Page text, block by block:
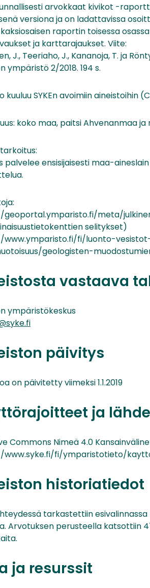
arvokkaat kivikot -
versiona ja on ladattavissa
kaksiosaisen raportin toisessa
ja karttarajaukset. Viite:
J., Teeriaho, J., Kananoja, T. ja
ympäristö 2/2018. 194 s.
kuuluu SYKEn avoimiin aineistoihin
koko maa, paitsi Ahvenanmaa
palvelee ensisijaisesti maa-
meta/
selitykset)
fi/luonto-
geologisten-
vastaava
ympäristökeskus
päivitys
on päivitetty viimeksi 1.1.2019
ja
Commons Nimeä 4.0
fi/ymparistotieto/
historiatiedot
tarkastettiin
Arvotuksen perusteella katsottiin
ja resurssit